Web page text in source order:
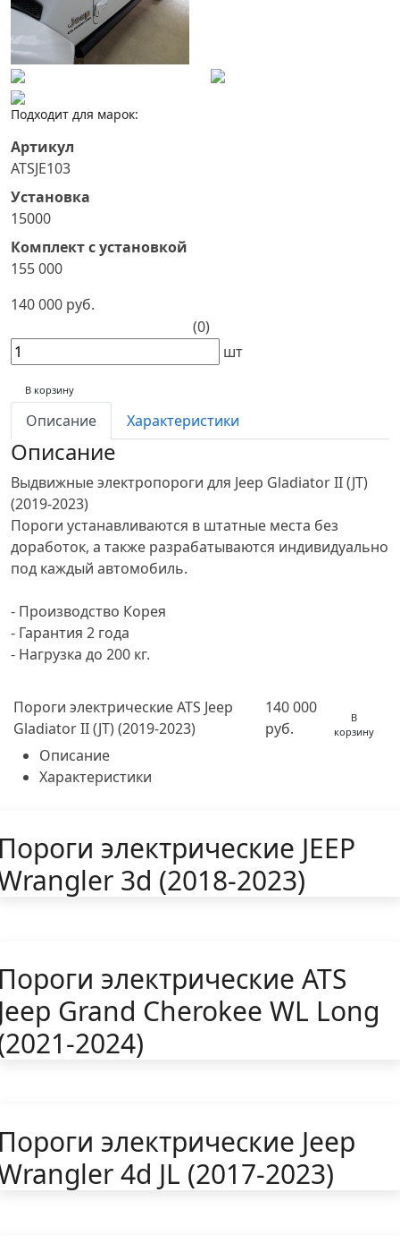
Подходит для марок:
Артикул
ATSJE103
Установка
15000
Комплект с установкой
155 000
140 000 руб.
(0)
шт
В корзину
Описание Характеристики
Описание
Выдвижные электропороги для Jeep Gladiator II (JT)
(2019-2023)
Пороги устанавливаются в штатные места без
доработок, а также разрабатываются индивидуально
под каждый автомобиль.
- Производство Корея
- Гарантия 2 года
- Нагрузка до 200 кг.
Пороги электрические ATS Jeep
Gladiator II (JT) (2019-2023)
140 000
руб.
В
корзину
Описание
Характеристики
электрические JEEP
3d (2018-2023)
электрические ATS
Grand Cherokee WL Long
2024)
электрические Jeep
4d JL (2017-2023)